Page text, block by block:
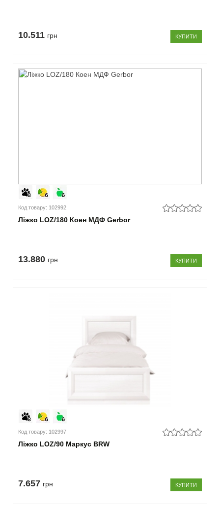
10.511 грн КУПИТИ
Код товару: 102992
Ліжко LOZ/180 Коен МДФ Gerbor
13.880 грн КУПИТИ
Код товару: 102997
Ліжко LOZ/90 Маркус BRW
7.657 грн КУПИТИ